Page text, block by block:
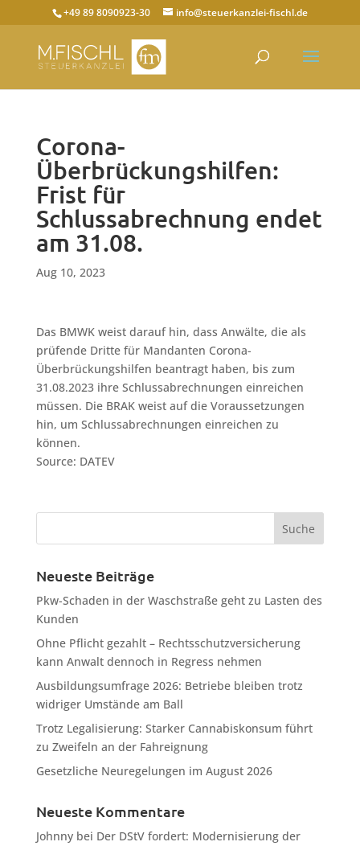
+49 89 8090923-30 info@steuerkanzlei-fischl.de
Corona-
Überbrückungshilfen:
Frist für
Schlussabrechnung endet
am 31.08.
Aug 10, 2023
Das BMWK weist darauf hin, dass Anwälte, die als
prüfende Dritte für Mandanten Corona-
Überbrückungshilfen beantragt haben, bis zum
31.08.2023 ihre Schlussabrechnungen einreichen
müssen. Die BRAK weist auf die Voraussetzungen
hin, um Schlussabrechnungen einreichen zu
können.
Source: DATEV
Neueste Beiträge
Pkw-Schaden in der Waschstraße geht zu Lasten des
Kunden
Ohne Pflicht gezahlt – Rechtsschutzversicherung
kann Anwalt dennoch in Regress nehmen
Ausbildungsumfrage 2026: Betriebe bleiben trotz
widriger Umstände am Ball
Trotz Legalisierung: Starker Cannabiskonsum führt
zu Zweifeln an der Fahreignung
Gesetzliche Neuregelungen im August 2026
Neueste Kommentare
Johnnybei Der DStV fordert: Modernisierung der